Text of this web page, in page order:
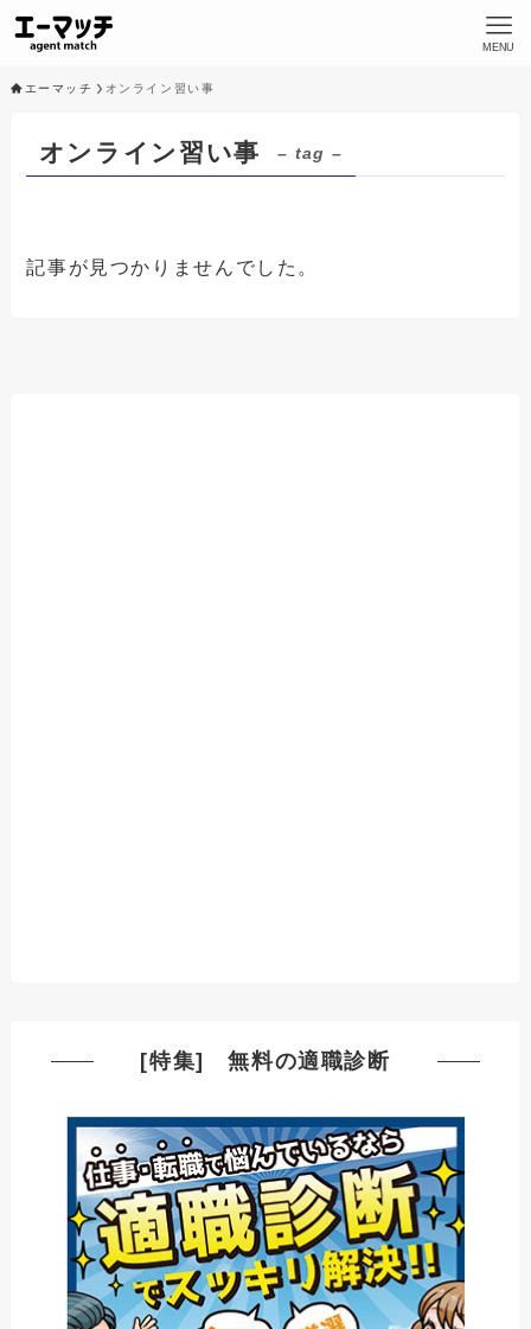
MENU
エーマッチ オンライン習い事
オンライン習い事 – tag –
記事が見つかりませんでした。
[特集] 無料の適職診断